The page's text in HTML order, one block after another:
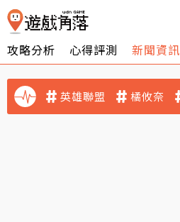
攻略分析 心得評測 新聞資訊
英雄聯盟 橘攸奈